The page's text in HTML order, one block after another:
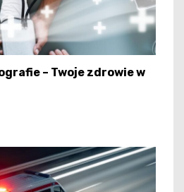
– Twoje zdrowie w